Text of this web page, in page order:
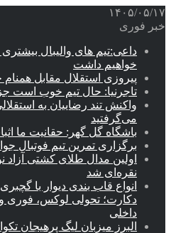
۱۴۰۵/۰۵/۱۷
خبر فوری
داعی:تیم های والیبال
خواهیم داشت
پیروزی استقلال مقابل همنام
تاجرنیا: حال تیم خوب است
واکنش تند رضاییان به
می‌گرفتید
باشگاه گل گهر: حقانیت ما
برگزاری تمرین تیم فوتبال
اولین مدال طلای کشتی
نقره‌ای شد
انواع قاب بندی دیوار با
دکارت؛ تحولی لوکس، فوری
داخلی
البرز میزبان لیگ پرهیجان